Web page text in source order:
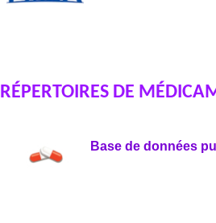
RÉPERTOIRES DE
Base de données